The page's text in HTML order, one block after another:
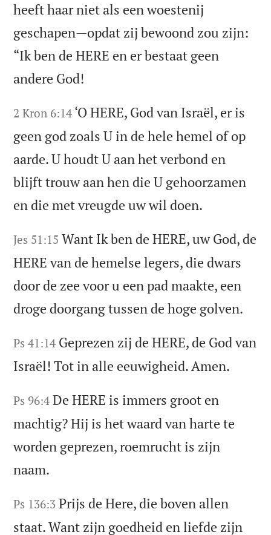
heeft haar niet als een woestenij
geschapen—opdat zij bewoond zou zijn:
“Ik ben de HERE en er bestaat geen
andere God!
2 Kron 6:14 ‘O HERE, God van Israël, er is
geen god zoals U in de hele hemel of op
aarde. U houdt U aan het verbond en
blijft trouw aan hen die U gehoorzamen
en die met vreugde uw wil doen.
Jes 51:15 Want Ik ben de HERE, uw God, de
HERE van de hemelse legers, die dwars
door de zee voor u een pad maakte, een
droge doorgang tussen de hoge golven.
Ps 41:14 Geprezen zij de HERE, de God van
Israël! Tot in alle eeuwigheid. Amen.
Ps 96:4 De HERE is immers groot en
machtig? Hij is het waard van harte te
worden geprezen, roemrucht is zijn
naam.
Ps 136:3 Prijs de Here, die boven allen
staat. Want zijn goedheid en liefde zijn